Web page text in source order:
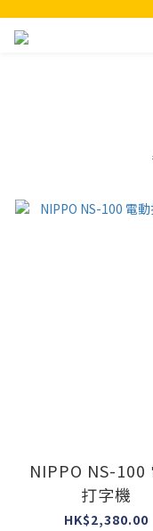
NIPPO NS-100
打字機
HK$2,380.00